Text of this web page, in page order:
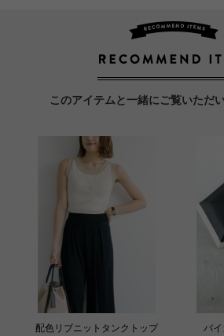
このアイテムと一緒にご覧いただ
配色リブニットタンクトップ
バ